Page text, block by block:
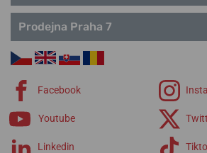
Prodejna Praha 7
Facebook
Youtube
Linkedin